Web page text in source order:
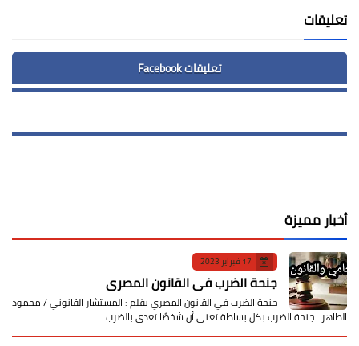
تعليقات
تعليقات Facebook
أخبار مميزة
17 فبراير 2023
جنحة الضرب في القانون المصري
جنحة الضرب في القانون المصري بقلم : المستشار القانوني / محمود
الطاهر جنحة الضرب بكل بساطة تعني أن شخصًا تعدى بالضرب…